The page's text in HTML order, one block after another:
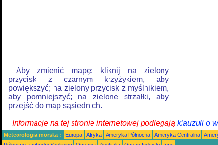
Aby zmienić mapę: kliknij na zielony
przycisk z czarnym krzyżykiem, aby
powiększyć; na zielony przycisk z myślnikiem,
aby pomniejszyć; na zielone strzałki, aby
przejść do map sąsiednich.
Informacje na tej stronie internetowej podlegają klauzuli o
Meteorologia morska : Europa Afryka Ameryka Północna Ameryka Centralna